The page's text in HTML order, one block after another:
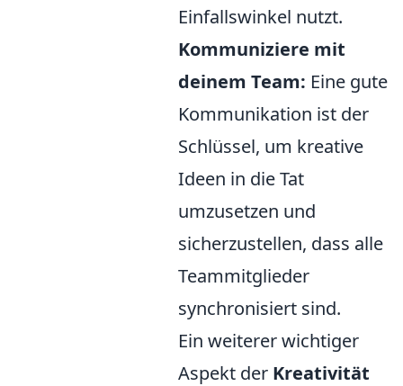
Einfallswinkel nutzt.
Kommuniziere mit
deinem Team: Eine gute
Kommunikation ist der
Schlüssel, um kreative
Ideen in die Tat
umzusetzen und
sicherzustellen, dass alle
Teammitglieder
synchronisiert sind.
Ein weiterer wichtiger
Aspekt der Kreativität